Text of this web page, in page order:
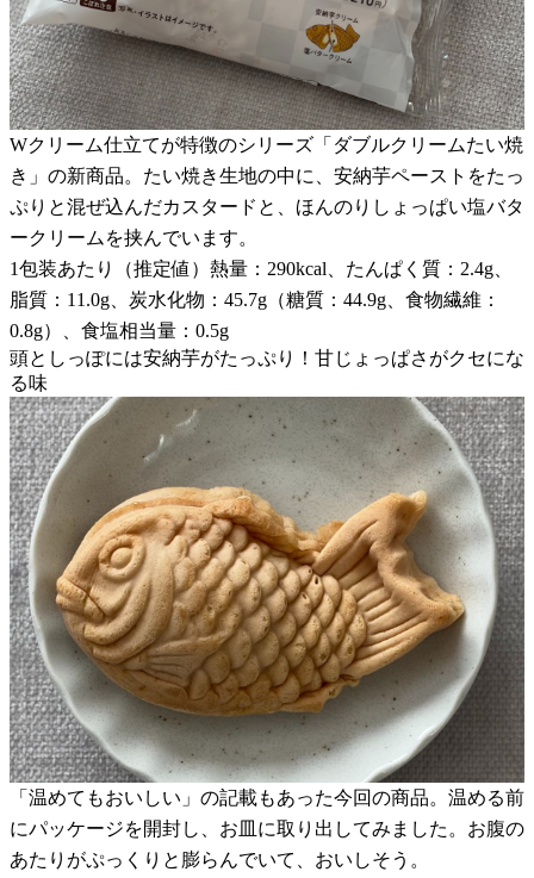
Wクリーム仕立てが特徴のシリーズ「ダブルクリームたい焼
き」の新商品。たい焼き生地の中に、安納芋ペーストをたっ
ぷりと混ぜ込んだカスタードと、ほんのりしょっぱい塩バタ
ークリームを挟んでいます。
1包装あたり（推定値）熱量：290kcal、たんぱく質：2.4g、
脂質：11.0g、炭水化物：45.7g（糖質：44.9g、食物繊維：
0.8g）、食塩相当量：0.5g
頭としっぽには安納芋がたっぷり！甘じょっぱさがクセにな
る味
「温めてもおいしい」の記載もあった今回の商品。温める前
にパッケージを開封し、お皿に取り出してみました。お腹の
あたりがぷっくりと膨らんでいて、おいしそう。